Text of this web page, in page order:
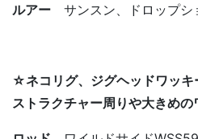
ルアー サンスン、ドロップシ
☆ネコリグ、ジグヘッドワッキ
ストラクチャー周りや大きめ